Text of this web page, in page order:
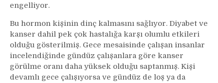
engelliyor.
Bu hormon kişinin dinç kalmasını sağlıyor. Diyabet ve
kanser dahil pek çok hastalığa karşı olumlu etkileri
olduğu gösterilmiş. Gece mesaisinde çalışan insanlar
incelendiğinde gündüz çalışanlara göre kanser
görülme oranı daha yüksek olduğu saptanmış. Kişi
devamlı gece çalışıyorsa ve gündüz de loş ya da